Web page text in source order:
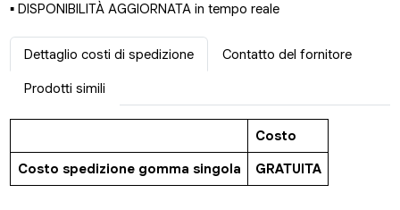
▪ DISPONIBILITÀ AGGIORNATA in tempo reale
Dettaglio costi di spedizione Contatto del fornitore
Prodotti simili
Costo
Costo spedizione gomma singola GRATUITA